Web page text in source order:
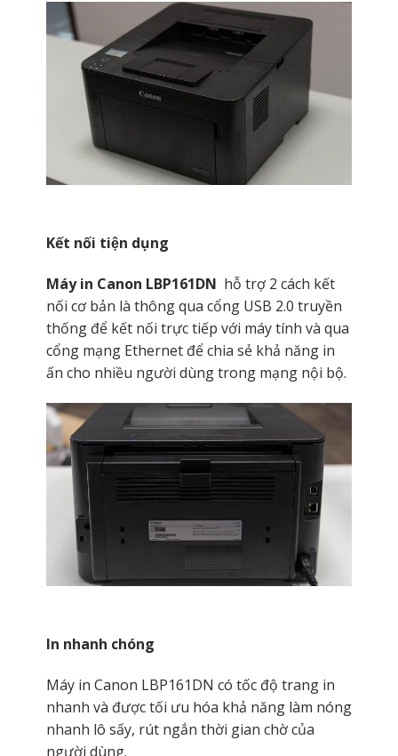
Kết nối tiện dụng
Máy in Canon LBP161DN hỗ trợ 2 cách kết
nối cơ bản là thông qua cổng USB 2.0 truyền
thống để kết nối trực tiếp với máy tính và qua
cổng mạng Ethernet để chia sẻ khả năng in
ấn cho nhiều người dùng trong mạng nội bộ.
In nhanh chóng
Máy in Canon LBP161DN có tốc độ trang in
nhanh và được tối ưu hóa khả năng làm nóng
nhanh lô sấy, rút ngắn thời gian chờ của
người dùng.